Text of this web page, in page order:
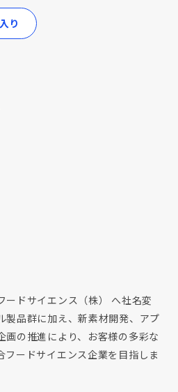
り
ードサイエンス（株） へ社名変
製品群に加え、新素材開発、アプ
画の推進により、お客様の多彩な
フードサイエンス企業を目指しま